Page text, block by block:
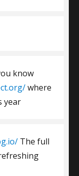
know
where
year
The full